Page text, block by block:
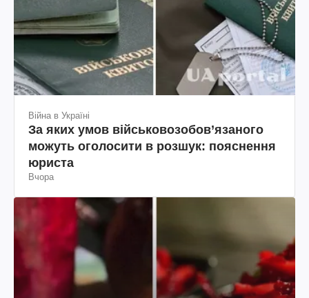
Війна в Україні
За яких умов військовозобов’язаного
можуть оголосити в розшук: пояснення
юриста
Вчора